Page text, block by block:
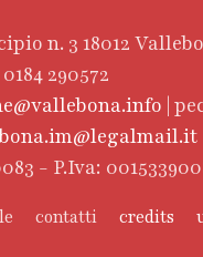
n. 3 18012
290572
|
- P.Iva:
contatti credits